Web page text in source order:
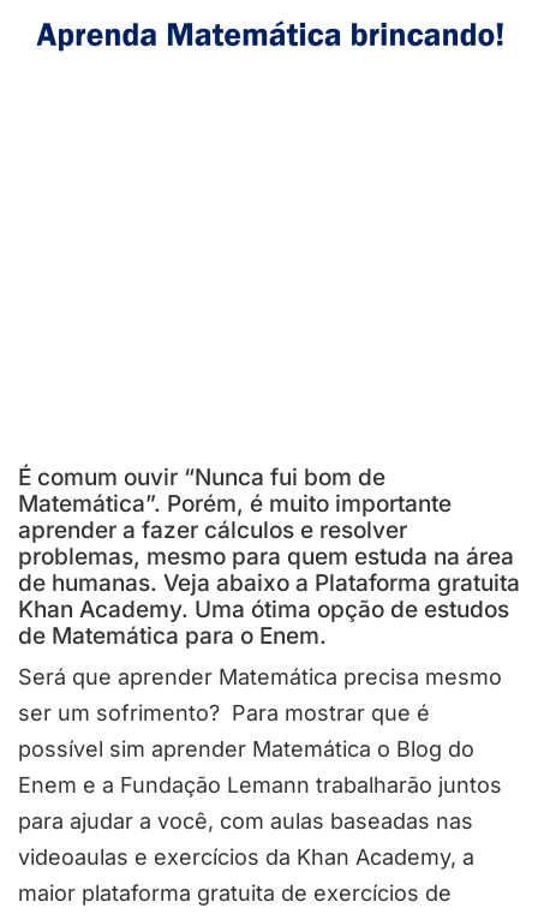
É comum ouvir “Nunca fui bom de
Matemática”. Porém, é muito importante
aprender a fazer cálculos e resolver
problemas, mesmo para quem estuda na área
de humanas. Veja abaixo a Plataforma gratuita
Khan Academy. Uma ótima opção de estudos
de Matemática para o Enem.
Será que aprender Matemática precisa mesmo
ser um sofrimento? Para mostrar que é
possível sim aprender Matemática o Blog do
Enem e a Fundação Lemann trabalharão juntos
para ajudar a você, com aulas baseadas nas
videoaulas e exercícios da Khan Academy, a
maior plataforma gratuita de exercícios de